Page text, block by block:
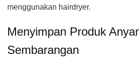
menggunakan hairdryer.
Menyimpan Produk
Sembarangan